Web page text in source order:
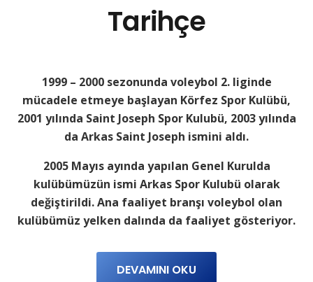
Tarihçe
1999 – 2000 sezonunda voleybol 2. liginde
mücadele etmeye başlayan Körfez Spor Kulübü,
2001 yılında Saint Joseph Spor Kulubü, 2003 yılında
da Arkas Saint Joseph ismini aldı.
2005 Mayıs ayında yapılan Genel Kurulda
kulübümüzün ismi Arkas Spor Kulubü olarak
değiştirildi. Ana faaliyet branşı voleybol olan
kulübümüz yelken dalında da faaliyet gösteriyor.
DEVAMINI OKU